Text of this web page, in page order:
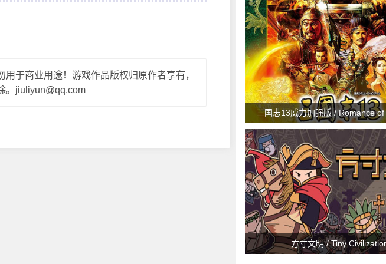
于商业用途！游戏作品版权归原作者享有，
。jiuliyun@qq.com
三国志13威力加强版 / Romance
Kingdoms 13 Power UP
方寸文明 / Tiny